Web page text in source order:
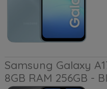
Samsung Galaxy
8GB RAM 256GB -